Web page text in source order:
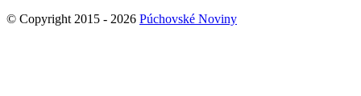
© Copyright 2015 - 2026 Púchovské Noviny